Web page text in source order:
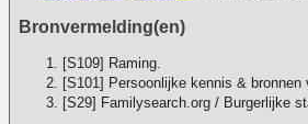
Bronvermelding(en)
[S109] Raming.
[S101] Persoonlijke kennis & bronnen
[S29] Familysearch.org / Burgerlijke